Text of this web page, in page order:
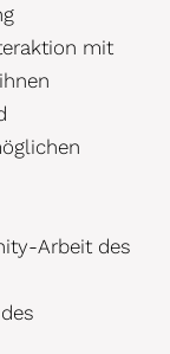
mit
Arbeit des